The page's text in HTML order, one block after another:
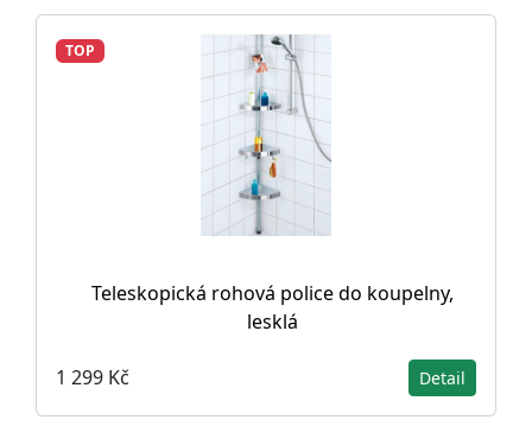
TOP
Teleskopická rohová police do koupelny,
lesklá
1 299 Kč Detail